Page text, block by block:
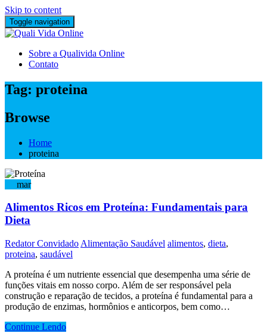
Skip to content
Toggle navigation
Sobre a Qualivida Online
Contato
Tag: proteina
Browse
Home
proteina
mar
Alimentos Ricos em Proteína: Fundamentais para
Dieta
Redator Convidado Alimentação Saudável alimentos, dieta,
proteina, saudável
A proteína é um nutriente essencial que desempenha uma série de
funções vitais em nosso corpo. Além de ser responsável pela
construção e reparação de tecidos, a proteína é fundamental para a
produção de enzimas, hormônios e anticorpos, bem como…
Continue Lendo